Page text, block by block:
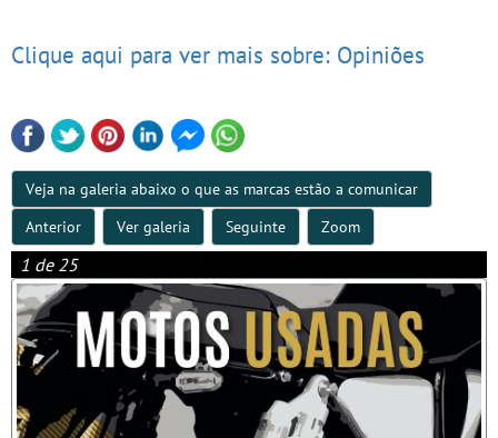
Clique aqui para ver mais sobre: Opiniões
Veja na galeria abaixo o que as marcas estão a comunicar
Anterior
Ver galeria Seguinte Zoom
1 de 25